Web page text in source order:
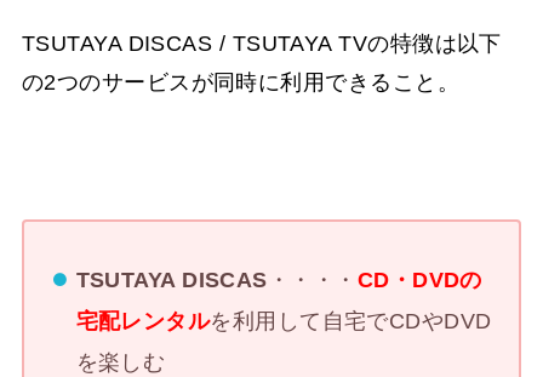
TSUTAYA DISCAS / TSUTAYA TVの特徴は以下
の2つのサービスが同時に利用できること。
TSUTAYA DISCAS ・・・・ CD・DVDの
宅配レンタルを利用して自宅でCDやDVD
を楽しむ